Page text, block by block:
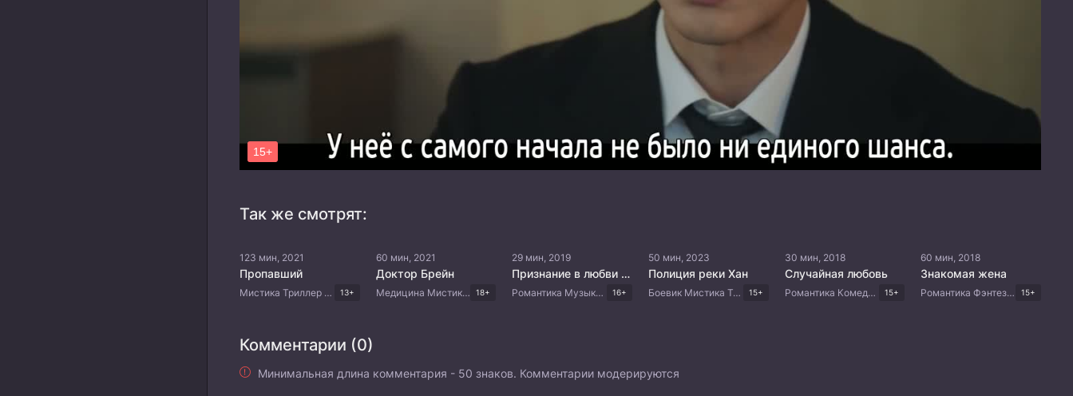
Так же смотрят:
123 мин, 2021
Пропавший
Мистика Триллер Драма Японские дорамы 13+
60 мин, 2021
Доктор Брейн
Медицина Мистика Триллер Корейские дорамы 18+
29 мин, 2019
Признание в любви сквозь время
Романтика Музыка Китайские дорамы 16+
50 мин, 2023
Полиция реки Хан
Боевик Мистика Триллер Комедия Корейские дорамы 15+
30 мин, 2018
Случайная любовь
Романтика Комедия Китайские дорамы 15+
60 мин, 2018
Знакомая жена
Романтика Фэнтези Комедия Драма Корейские дорамы 15+
Комментарии (0)
Минимальная длина комментария - 50 знаков. Комментарии модерируются